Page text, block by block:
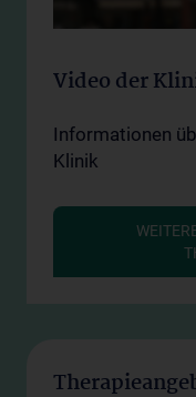
Video der
Informationen
Klinik